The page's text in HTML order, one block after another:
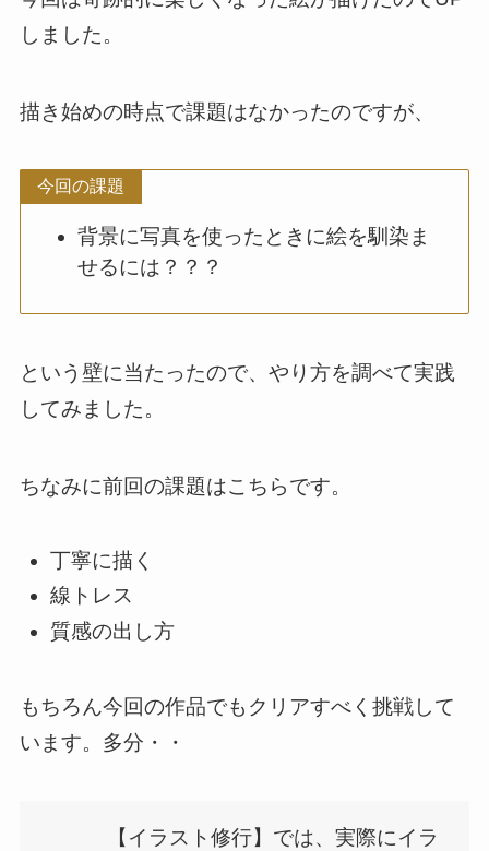
しました。
描き始めの時点で課題はなかったのですが、
今回の課題
背景に写真を使ったときに絵を馴染ま
せるには？？？
という壁に当たったので、やり方を調べて実践
してみました。
ちなみに前回の課題はこちらです。
丁寧に描く
線トレス
質感の出し方
もちろん今回の作品でもクリアすべく挑戦して
います。多分・・
【イラスト修行】では、実際にイラ